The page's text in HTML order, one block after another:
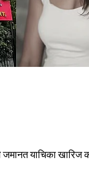
याचिका खारिज